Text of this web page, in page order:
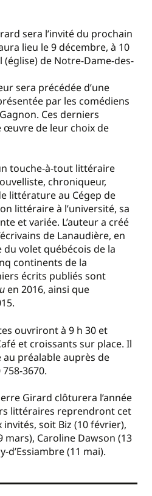
sera l’invité du prochain
lieu le 9 décembre, à 10
de Notre-Dame-des-
sera précédée d’une
par les comédiens
Ces derniers
de leur choix de
touche-à-tout littéraire
chroniqueur,
littérature au Cégep de
littéraire à l’université, sa
et variée. L’auteur a créé
de Lanaudière, en
du volet québécois de la
continents de la
écrits publiés sont
en 2016, ainsi que
ouvriront à 9 h 30 et
et croissants sur place. Il
préalable auprès de
3670.
Girard clôturera l’année
littéraires reprendront cet
soit Biz (10 février),
mars), Caroline Dawson (13
d’Essiambre (11 mai).